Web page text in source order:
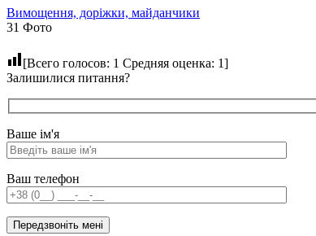
Вимощення, доріжки, майданчики
31 Фото
[Всего голосов: 1 Средняя оценка: 1]
Залишилися питання?
Ваше ім'я
Ваш телефон